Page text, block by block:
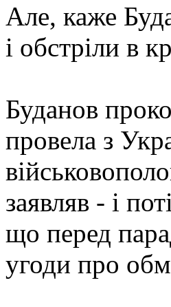
Але, каже
і обстріли в
Буданов
провела з
заявляв - і
що перед
угоди про